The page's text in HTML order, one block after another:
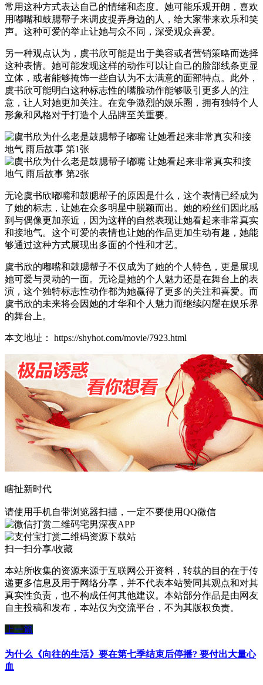
常用这种方式表达自己的情绪和态度。她可能乐观开朗，喜欢
用嘟嘴和鼓腮帮子来调皮捉弄身边的人，给大家带来欢乐和笑
声。这种可爱的举止让她与众不同，深受观众喜爱。
另一种观点认为，虞书欣可能是出于美容或者营销策略而选择
这种表情。她可能发现这样的动作可以让自己的脸部线条更显
立体，或者能够掩饰一些自认为不太满意的面部特点。此外，
虞书欣可能明白这种标志性的嘴脸动作能够吸引更多人的注
意，让人对她更加关注。在竞争激烈的娱乐圈，拥有独特个人
形象和风格对于打造个人品牌至关重要。
无论虞书欣嘟嘴和鼓腮帮子的原因是什么，这个表情已经成为
了她的标志，让她在众多明星中脱颖而出。她的粉丝们因此感
到与偶像更加亲近，因为这样的自然表现让她看起来非常真实
和接地气。这个可爱的表情也让她的作品更加生动有趣，她能
够通过这种方式展现出多面的个性和才艺。
虞书欣的嘟嘴和鼓腮帮子不仅成为了她的个人特色，更是展现
她可爱与灵动的一面。无论是她的个人魅力还是在舞台上的表
演，这个独特标志性动作都为她赢得了更多的关注和喜爱。而
虞书欣的未来将会因她的才华和个人魅力而继续闪耀在娱乐界
的舞台上。
本文地址： https://shyhot.com/movie/7923.html
瞎扯新时代
请使用手机自带浏览器扫描，一定不要使用QQ微信
宅男深夜APP
资源下载站
扫一扫分享/收藏
本站所收集的资源来源于互联网公开资料，转载的目的在于传
递更多信息及用于网络分享，并不代表本站赞同其观点和对其
真实性负责，也不构成任何其他建议。本站部分作品是由网友
自主投稿和发布，本站仅为交流平台，不为其版权负责。
上一篇
为什么《向往的生活》要在第七季结束后停播? 要付出大量心
血